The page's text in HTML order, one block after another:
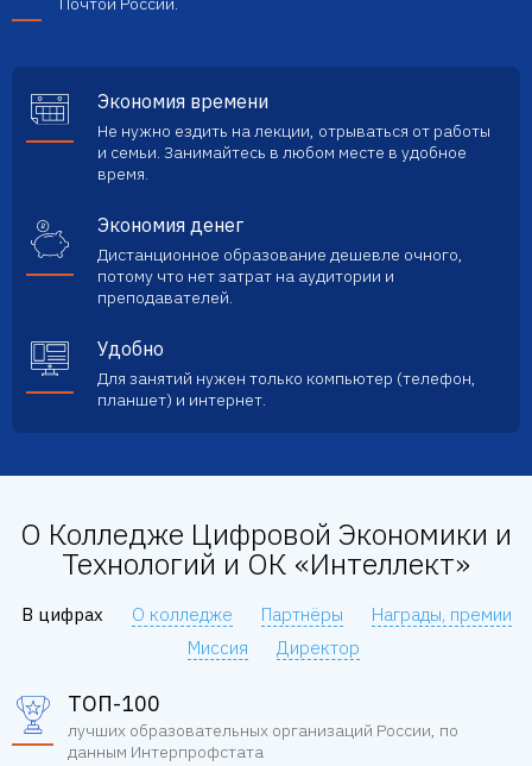
Экономия времени
Не нужно ездить на лекции, отрываться от работы
и семьи. Занимайтесь в любом месте в удобное
время.
Экономия денег
Дистанционное образование дешевле очного,
потому что нет затрат на аудитории и
преподавателей.
Удобно
Для занятий нужен только компьютер (телефон,
планшет) и интернет.
О Колледже Цифровой Экономики и
Технологий и ОК «Интеллект»
В цифрах О колледже Партнёры
Награды, премии
Миссия
Директор
ТОП-100
лучших образовательных организаций России, по
данным Интерпрофстата